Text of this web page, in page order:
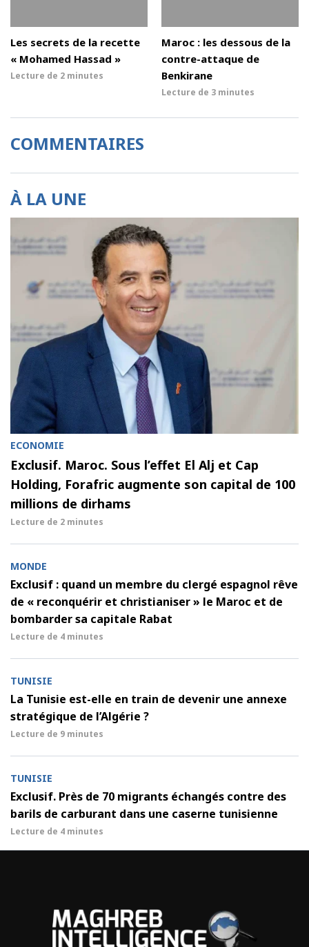
Les secrets de la recette
« Mohamed Hassad »
Lecture de 2 minutes
Maroc : les dessous de la
contre-attaque de
Benkirane
Lecture de 3 minutes
COMMENTAIRES
À LA UNE
ECONOMIE
Exclusif. Maroc. Sous l’effet El Alj et Cap
Holding, Forafric augmente son capital de 100
millions de dirhams
Lecture de 2 minutes
MONDE
Exclusif : quand un membre du clergé espagnol rêve
de « reconquérir et christianiser » le Maroc et de
bombarder sa capitale Rabat
Lecture de 4 minutes
TUNISIE
La Tunisie est-elle en train de devenir une annexe
stratégique de l’Algérie ?
Lecture de 9 minutes
TUNISIE
Exclusif. Près de 70 migrants échangés contre des
barils de carburant dans une caserne tunisienne
Lecture de 4 minutes